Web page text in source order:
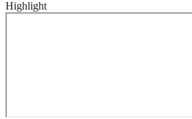
Highlight